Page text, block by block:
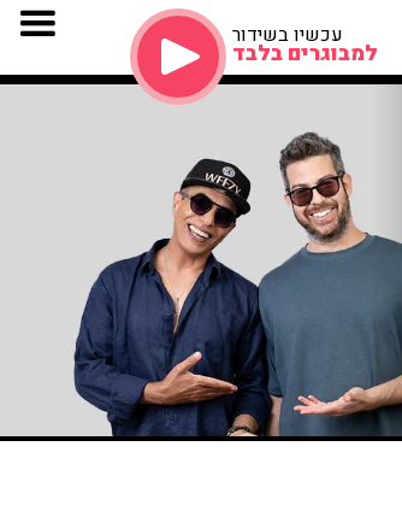
עכשיו בשידור
למבוגרים בלבד